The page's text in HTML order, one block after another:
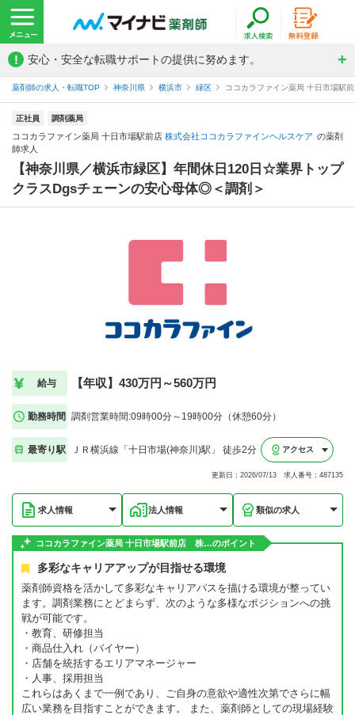
! 安心・安全な転職サポートの提供に努めます。
薬剤師の求人・転職TOP 神奈川県 横浜市 緑区 ココカラファイン薬局 十日市場駅
正社員 調剤薬局
ココカラファイン薬局 十日市場駅前店 株式会社ココカラファインヘルスケア の薬剤
師求人
【神奈川県／横浜市緑区】年間休日120日☆業界トップ
クラスDgsチェーンの安心母体◎＜調剤＞
給与 【年収】430万円～560万円
勤務時間 調剤営業時間:09時00分～19時00分（休憩60分）
最寄り駅 ＪＲ横浜線「十日市場(神奈川)駅」 徒歩2分 アクセス
更新日：2026/07/13 求人番号：487135
求人情報 法人情報 類似の求人
ココカラファイン薬局 十日市場駅前店 株…のポイント
多彩なキャリアアップが目指せる環境
薬剤師資格を活かして多彩なキャリアパスを描ける環境が整ってい
ます。調剤業務にとどまらず、次のような多様なポジションへの挑
戦が可能です。
・教育、研修担当
・商品仕入れ（バイヤー）
・店舗を統括するエリアマネージャー
・人事、採用担当
これらはあくまで一例であり、ご自身の意欲や適性次第でさらに幅
広い業務を目指すことができます。 また、薬剤師としての現場経験